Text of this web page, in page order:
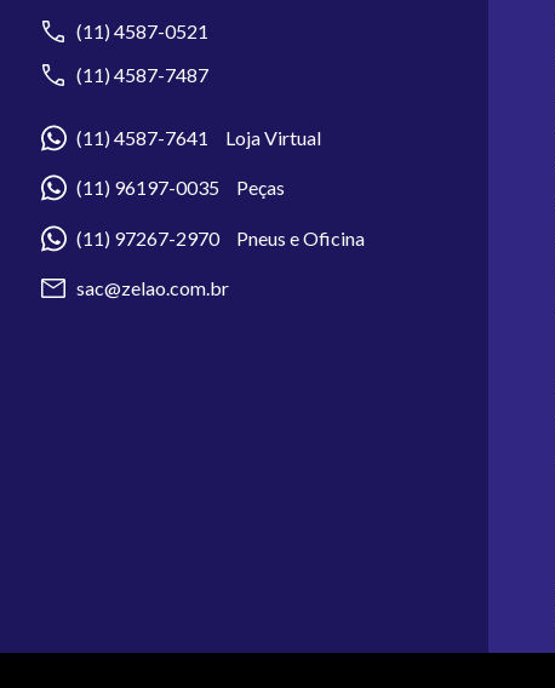
(11) 4587-0521
(11) 4587-7487
(11) 4587-7641 Loja Virtual
(11) 96197-0035 Peças
(11) 97267-2970 Pneus e Oficina
sac@zelao.com.br